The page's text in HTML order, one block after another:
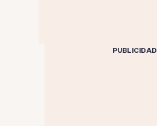
PUBLICIDAD